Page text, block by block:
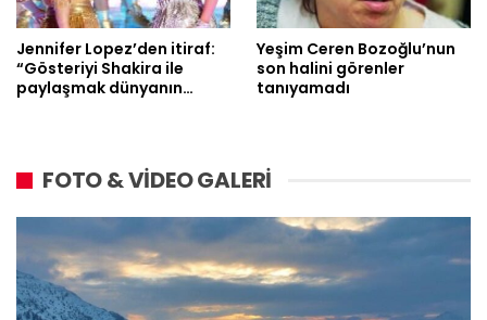
Jennifer Lopez’den itiraf:
“Gösteriyi Shakira ile
paylaşmak dünyanın…
Yeşim Ceren Bozoğlu’nun
son halini görenler
tanıyamadı
FOTO & VİDEO GALERİ